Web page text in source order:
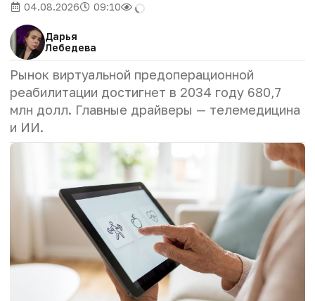
04.08.2026 09:10
Дарья
Лебедева
Рынок виртуальной предоперационной
реабилитации достигнет в 2034 году 680,7
млн ​​долл. Главные драйверы — телемедицина
и ИИ.